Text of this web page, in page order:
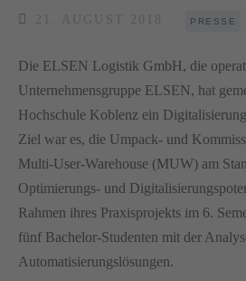
21. AUGUST 2018 PRESSE
Die ELSEN Logistik GmbH, die
Unternehmensgruppe ELSEN, hat
Hochschule Koblenz ein
Ziel war es, die Umpack- und
Multi-User-Warehouse (MUW) am
Optimierungs- und
Rahmen ihres Praxisprojekts im 6.
fünf Bachelor-Studenten mit der
Automatisierungslösungen.